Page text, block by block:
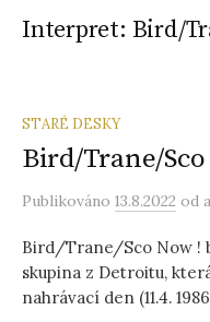
Interpret: Bird/
STARÉ DESKY
Bird/Trane/Sco
Publikováno 13.8.2022 od
Bird/Trane/Sco Now !
skupina z Detroitu,
nahrávací den (11.4.